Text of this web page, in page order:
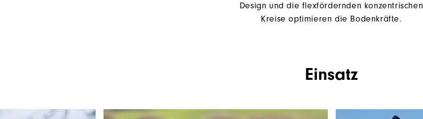
Design und die flexfördernden konzentrischen
Kreise optimieren die Bodenkräfte.
Einsatz